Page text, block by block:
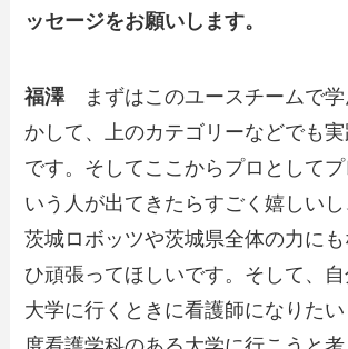
ッセージをお願いします。
福澤 まずはこのユースチームで
かして、上のカテゴリーなどでも
です。そしてここからプロとして
いう人が出てきたらすごく嬉しい
茨城ロボッツや茨城県全体の力に
ひ頑張ってほしいです。そして、自
大学に行くときに看護師になりた